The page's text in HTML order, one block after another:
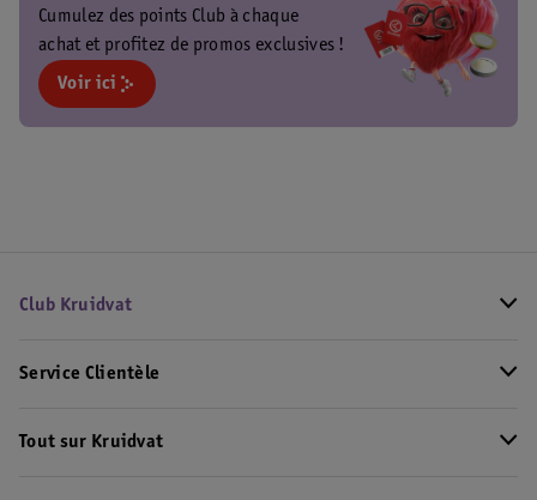
Cumulez des points Club à chaque
achat et profitez de promos exclusives !
Voir ici
Club Kruidvat
Service Clientèle
Tout sur Kruidvat